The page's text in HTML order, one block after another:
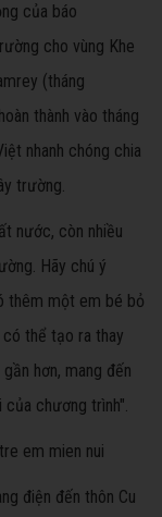
của báo
cho vùng Khe
(tháng
thành vào tháng
nhanh chóng chia
trường.
nước, còn nhiều
Hãy chú ý
thêm một em bé bỏ
có thể tạo ra thay
hơn, mang đến
chương trình".
điện đến thôn Cu